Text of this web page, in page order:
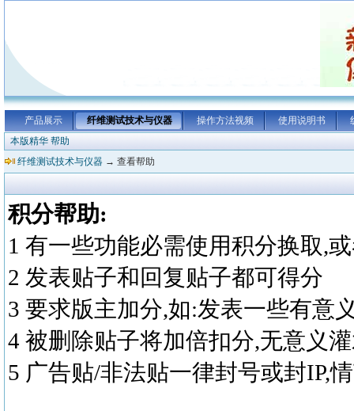
产品展示 纤维测试技术与仪器 操作方法视频 使用说明书
本版精华 帮助
纤维测试技术与仪器 → 查看帮助
积分帮助:
1 有一些功能必需使用积分换取,
2 发表贴子和回复贴子都可得分
3 要求版主加分,如:发表一些有意
4 被删除贴子将加倍扣分,无意义
5 广告贴/非法贴一律封号或封IP,